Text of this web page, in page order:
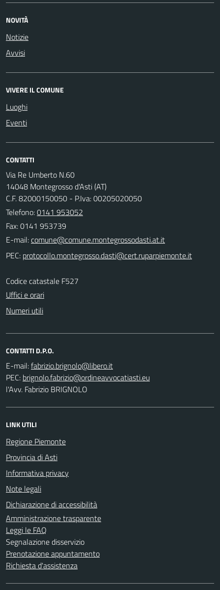
NOVITÀ
Notizie
Avvisi
VIVERE IL COMUNE
Luoghi
Eventi
CONTATTI
Via Re Umberto N.60
14048 Montegrosso d'Asti (AT)
C.F. 82000150050 - P.Iva: 00205020050
Telefono:0141 953052
Fax: 0141 953739
E-mail:
PEC:
Codice catastale F527
Uffici e orari
Numeri utili
CONTATTI D.P.O.
E-mail:
PEC:
l'Avv. Fabrizio BRIGNOLO
LINK UTILI
Regione Piemonte
Provincia di Asti
Informativa privacy
Note legali
Dichiarazione di accessibilità
Amministrazione trasparente
Leggi le FAQ
Segnalazione disservizio
Prenotazione appuntamento
Richiesta d'assistenza